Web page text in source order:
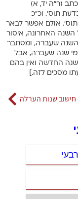
(ר”ה יד, א)
תוס’. וכ”כ
אולם אפשר לבאר
השנה האחרונה, איסור
השנה שעברה, ומסתבר
שנה שעברה, אבל
החדשה ואין בהם
מסכים לזה.]
חישוב שנות הערלה